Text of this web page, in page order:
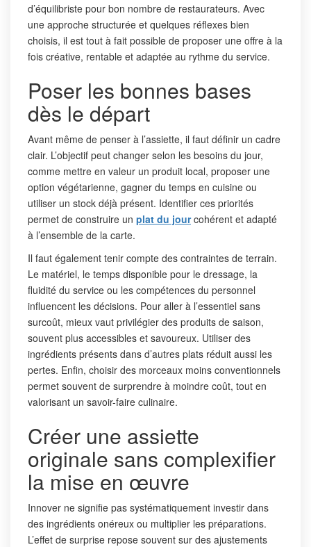
d’équilibriste pour bon nombre de restaurateurs. Avec
une approche structurée et quelques réflexes bien
choisis, il est tout à fait possible de proposer une offre à la
fois créative, rentable et adaptée au rythme du service.
Poser les bonnes bases
dès le départ
Avant même de penser à l’assiette, il faut définir un cadre
clair. L’objectif peut changer selon les besoins du jour,
comme mettre en valeur un produit local, proposer une
option végétarienne, gagner du temps en cuisine ou
utiliser un stock déjà présent. Identifier ces priorités
permet de construire un plat du jourcohérent et adapté
à l’ensemble de la carte.
Il faut également tenir compte des contraintes de terrain.
Le matériel, le temps disponible pour le dressage, la
fluidité du service ou les compétences du personnel
influencent les décisions. Pour aller à l’essentiel sans
surcoût, mieux vaut privilégier des produits de saison,
souvent plus accessibles et savoureux. Utiliser des
ingrédients présents dans d’autres plats réduit aussi les
pertes. Enfin, choisir des morceaux moins conventionnels
permet souvent de surprendre à moindre coût, tout en
valorisant un savoir-faire culinaire.
Créer une assiette
originale sans complexifier
la mise en œuvre
Innover ne signifie pas systématiquement investir dans
des ingrédients onéreux ou multiplier les préparations.
L’effet de surprise repose souvent sur des ajustements